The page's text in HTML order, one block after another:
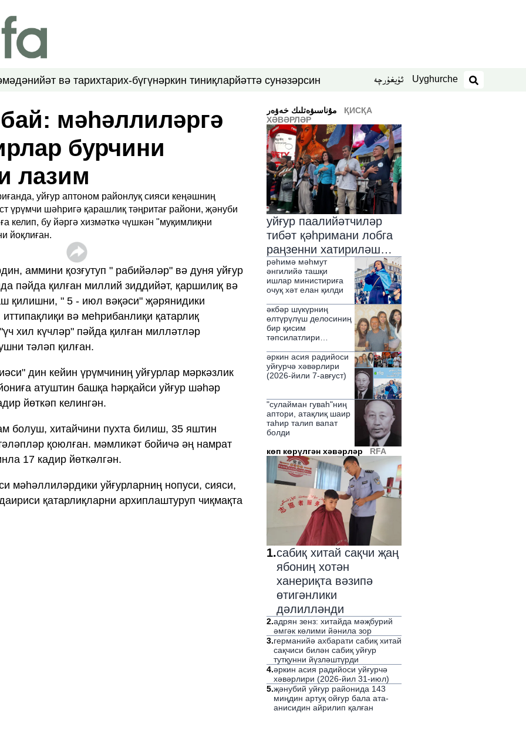
мәдәнийәт вә тарихтарих-бүгүнәркин тиниқларйәттә сунәзәрсин ئۇيغۇرچە Uyghurche
издәш
мәһәллиләргә
бурчини
лазим
уйғур аптоном районлуқ сияси кеңәшниң
үрүмчи шәһригә қарашлиқ тәңритағ райони, җәнуби
келип, бу йәргә хизмәткә чүшкән "муқимлиқни
йоқлиған.
аммини қозғутуп " рабийәләр" вә дуня уйғур
пәйда қилған миллий зиддийәт, қаршилиқ вә
қилишни, " 5 - июл вәқәси" җәрянидики
вә меһрибанлиқи қатарлиқ
хил күчләр" пәйда қилған милләтләр
тәләп қилған.
дин кейин үрүмчиниң уйғурлар мәркәзлик
атуштин башқа һәрқайси уйғур шәһәр
йөткәп келингән.
болуш, хитайчини пухта билиш, 35 яштин
қоюлған. мәмликәт бойичә әң намрат
17 кадир йөткәлгән.
мәһәллиләрдики уйғурларниң нопуси, сияси,
қатарлиқларни архиплаштуруп чиқмақта
ҚИСҚА
ХӘВӘРЛӘР
уйғур паалийәтчиләр
тибәт қәһримани лобга
раңзенни хатириләш
паалийитидә сөз қилди
рәһимә мәһмут
әнгилийә ташқи
ишлар министириға
очуқ хәт елан қилди
әкбәр шүкүрниң
өлтүрүлүш делосиниң
бир қисим
тәпсилатлири
әркин асия радийоси
уйғурчә хәвәрлири
(2026-йили 7-авғуст)
"сулайман гуваһ"ниң
аптори, атақлиқ шаир
таһир талип вапат
болди
көп көрүлгән хәвәрләр
RFA
1.сабиқ хитай сақчи җаң
ябониң хотән
ханериқта вәзипә
өтигәнлики
дәлилләнди
2.адрян зенз: хитайда мәҗбурий
әмгәк көлими йәнила зор
3.германийә ахбарати сабиқ хитай
сақчиси билән сабиқ уйғур
тутқунни йүзләштүрди
4.әркин асия радийоси уйғурчә
хәвәрлири (2026-йил 31-июл)
5.җәнубий уйғур районида 143
миңдин артуқ ойғур бала ата-
анисидин айрилип қалған